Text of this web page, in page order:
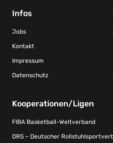
Infos
Jobs
Kontakt
Impressum
Datenschutz
Kooperationen/Ligen
FIBA Basketball-Weltverband
DRS – Deutscher